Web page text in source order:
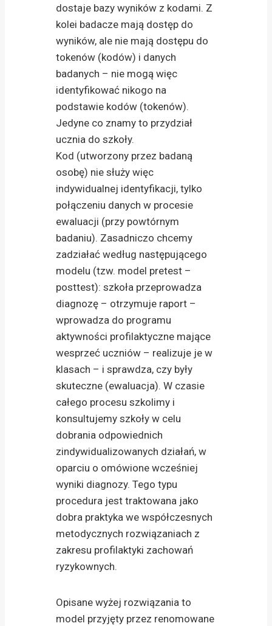
dostaje bazy wyników z kodami. Z
kolei badacze mają dostęp do
wyników, ale nie mają dostępu do
tokenów (kodów) i danych
badanych – nie mogą więc
identyfikować nikogo na
podstawie kodów (tokenów).
Jedyne co znamy to przydział
ucznia do szkoły.
Kod (utworzony przez badaną
osobę) nie służy więc
indywidualnej identyfikacji, tylko
połączeniu danych w procesie
ewaluacji (przy powtórnym
badaniu). Zasadniczo chcemy
zadziałać według następującego
modelu (tzw. model pretest –
posttest): szkoła przeprowadza
diagnozę – otrzymuje raport –
wprowadza do programu
aktywności profilaktyczne mające
wesprzeć uczniów – realizuje je w
klasach – i sprawdza, czy były
skuteczne (ewaluacja). W czasie
całego procesu szkolimy i
konsultujemy szkoły w celu
dobrania odpowiednich
zindywidualizowanych działań, w
oparciu o omówione wcześniej
wyniki diagnozy. Tego typu
procedura jest traktowana jako
dobra praktyka we współczesnych
metodycznych rozwiązaniach z
zakresu profilaktyki zachowań
ryzykownych.
Opisane wyżej rozwiązania to
model przyjęty przez renomowane